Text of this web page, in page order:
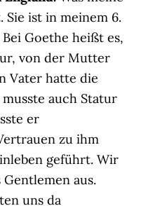
ist in meinem 6.
Goethe heißt es,
von der Mutter
Vater hatte die
auch Statur
er
zu ihm
geführt. Wir
aus.
uns da